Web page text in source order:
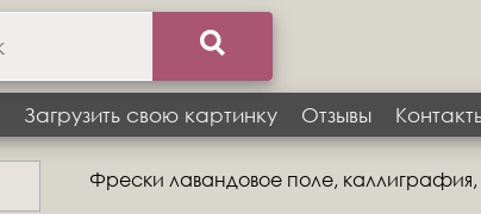
Загрузить свою картинку Отзывы
Фрески лавандовое поле,